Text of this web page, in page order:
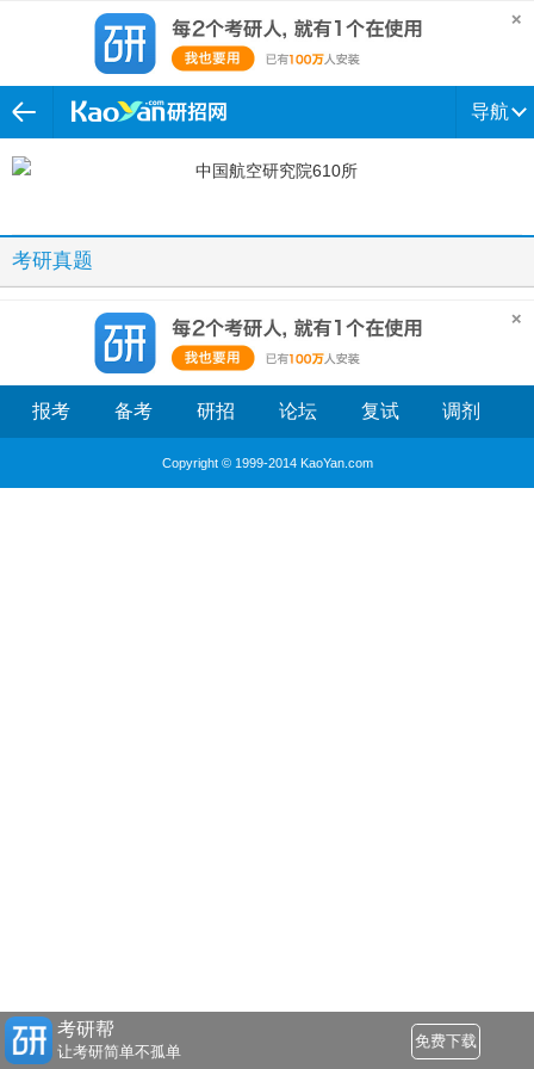
导航
考研真题
报考 备考 研招 论坛 复试 调剂
Copyright © 1999-2014 KaoYan.com
考研帮
让考研简单不孤单
免费下载